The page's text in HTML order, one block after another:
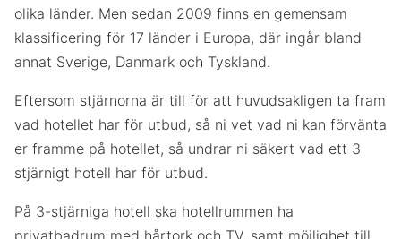
olika länder. Men sedan 2009 finns en gemensam
klassificering för 17 länder i Europa, där ingår bland
annat Sverige, Danmark och Tyskland.
Eftersom stjärnorna är till för att huvudsakligen ta fram
vad hotellet har för utbud, så ni vet vad ni kan förvänta
er framme på hotellet, så undrar ni säkert vad ett 3
stjärnigt hotell har för utbud.
På 3-stjärniga hotell ska hotellrummen ha